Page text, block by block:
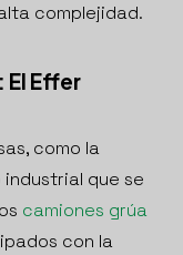
complejidad.
Effer
como la
que se
camiones grúa
con la